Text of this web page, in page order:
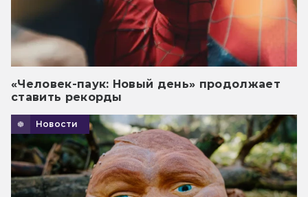
«Человек-паук: Новый день» продолжает
ставить рекорды
Новости